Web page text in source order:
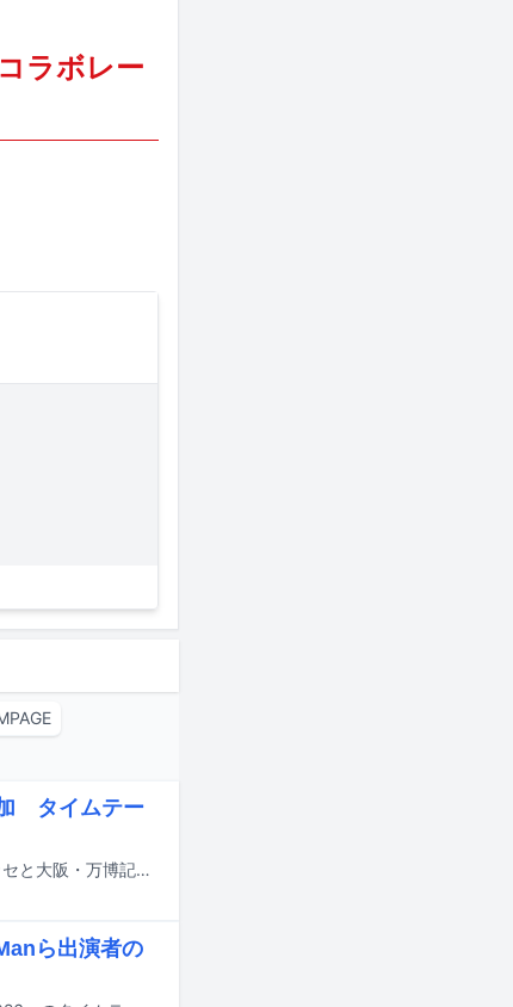
ラボレー
加 タイムテー
8月14日から16日までの3日間にわたり、千葉・ZOZOマリンスタジアム＆幕張メッセと大阪・万博記念公園で行われる音楽フェスティバル「SUMMER SONIC 2026」の追加出演アーティストが発表された。
ら出演者の